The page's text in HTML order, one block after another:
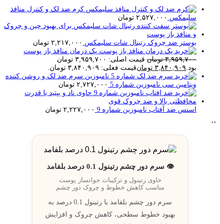
کرم ضد لک و کنترل منافذ
سلیمکس ۲,۵۲۷,۰۰۰ تومان
بوستر ضد چروک رتینال شات سلیمکس ۲,۲۱۷,۰۰۰ تومان
پک درمان منافذ باز پوست
۳,۹۵۹,۷۰۰ تومان
قیمت اصلی: ۳,۹۵۹,۷۰۰ تومان
بود. ۳,۸۴۰,۹۰۹ تومانقیمت فعلی: ۳,۸۴۰,۹۰۹ تومان.
سرم ضد لک و روشن کننده
ویتامین سی نامبوزین شماره 5
۲,۷۲۷,۰۰۰ تومان
اسنس ضد آفتاب نامبوزین شماره 9 ۲,۲۲۷,۰۰۰ تومان
``
👁️ سرم دور چشم رتینول 0.1 درصد بلفامد
حاوی رتینول و ترکيبات جوانساز پوست
مناسب کاهش خطوط و چروک دور چشم
سرم دور چشم بلفامد با رتینول 0.1 درصد به
بهبود خطوط سطحی، کاهش چروک و افزایش